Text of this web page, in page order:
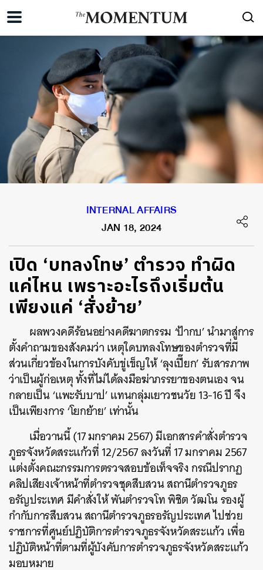
INTERNAL AFFAIRS
JAN 18, 2024
เปิด ‘บทลงโทษ’ ตำรวจ ทำผิด
แค่ไหน เพราะอะไรถึงเริ่มต้น
เพียงแค่ ‘สั่งย้าย’
ผลพวงคดีร้อนอย่างคดีฆาตกรรม ‘ป้ากบ’ นำมาสู่การ
ตั้งคำถามของสังคมว่า เหตุใดบทลงโทษของตำรวจที่มี
ส่วนเกี่ยวข้องในการบังคับขู่เข็ญให้ ‘ลุงเปี๊ยก’ รับสารภาพ
ว่าเป็นผู้ก่อเหตุ ทั้งที่ไม่ได้ลงมือฆ่าภรรยาของตนเอง จน
กลายเป็น ‘แพะรับบาป’ แทนกลุ่มเยาวชนวัย 13-16 ปี จึง
เป็นเพียงการ ‘โยกย้าย’ เท่านั้น
เมื่อวานนี้ (17 มกราคม 2567) มีเอกสารคำสั่งตำรวจ
ภูธรจังหวัดสระแก้วที่ 12/2567 ลงวันที่ 17 มกราคม 2567
แต่งตั้งคณะกรรมการตรวจสอบข้อเท็จจริง กรณีปรากฏ
คลิปเสียงเจ้าหน้าที่ตำรวจชุดสืบสวน สถานีตำรวจภูธร
อรัญประเทศ มีคำสั่งให้ พันตำรวจโท พิชิต วัฒโน รองผู้
กำกับการสืบสวน สถานีตำรวจภูธรอรัญประเทศ ไปช่วย
ราชการที่ศูนย์ปฏิบัติการตำรวจภูธรจังหวัดสระแก้ว เพื่อ
ปฏิบัติหน้าที่ตามที่ผู้บังคับการตำรวจภูธรจังหวัดสระแก้ว
มอบหมาย